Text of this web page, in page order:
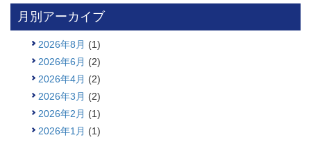
月別アーカイブ
2026年8月 (1)
2026年6月 (2)
2026年4月 (2)
2026年3月 (2)
2026年2月 (1)
2026年1月 (1)